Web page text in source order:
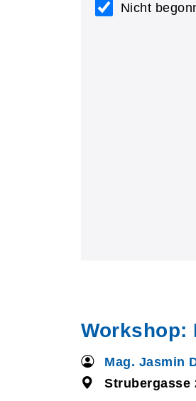
Nicht
Workshop:
Mag. Jasmin
Strubergasse